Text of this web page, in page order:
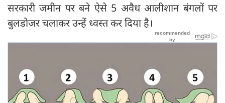
सरकारी जमीन पर बने ऐसे 5 अवैध आलीशान बंगलों पर
बुलडोजर चलाकर उन्हें ध्वस्त कर दिया है।